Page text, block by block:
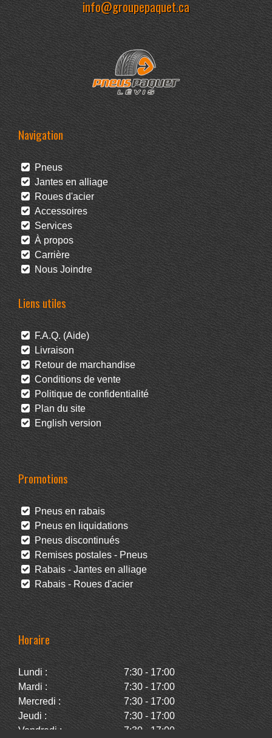
info@groupepaquet.ca
Navigation
Pneus
Jantes en alliage
Roues d'acier
Accessoires
Services
À propos
Carrière
Nous Joindre
Liens utiles
F.A.Q. (Aide)
Livraison
Retour de marchandise
Conditions de vente
Politique de confidentialité
Plan du site
English version
Promotions
Pneus en rabais
Pneus en liquidations
Pneus discontinués
Remises postales - Pneus
Rabais - Jantes en alliage
Rabais - Roues d'acier
Horaire
Lundi :
7:30 - 17:00
Mardi :
7:30 - 17:00
Mercredi :
7:30 - 17:00
Jeudi :
7:30 - 17:00
Vendredi :
7:30 - 17:00